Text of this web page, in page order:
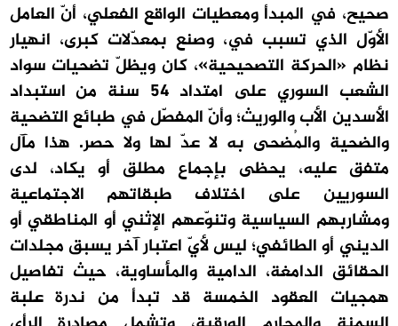
صحيح، في المبدأ ومعطيات الواقع الفعلي، أنّ العامل
الأوّل الذي تسبب في، وصنع بمعدّلات كبرى، انهيار
نظام «الحركة التصحيحية»، كان ويظلّ تضحيات سواد
الشعب السوري على امتداد 54 سنة من استبداد
الأسدين الأب والوريث؛ وأنّ المفصّل في طبائع التضحية
والضحية والمُضحى به لا عدّ لها ولا حصر. هذا مآل
متفق عليه، يحظى بإجماع مطلق أو يكاد، لدى
السوريين على اختلاف طبقاتهم الاجتماعية
ومشاربهم السياسية وتنوّعهم الإثني أو المناطقي أو
الديني أو الطائفي؛ ليس لأيّ اعتبار آخر يسبق مجلدات
الحقائق الدامغة، الدامية والمأساوية، حيث تفاصيل
همجيات العقود الخمسة قد تبدأ من ندرة علبة